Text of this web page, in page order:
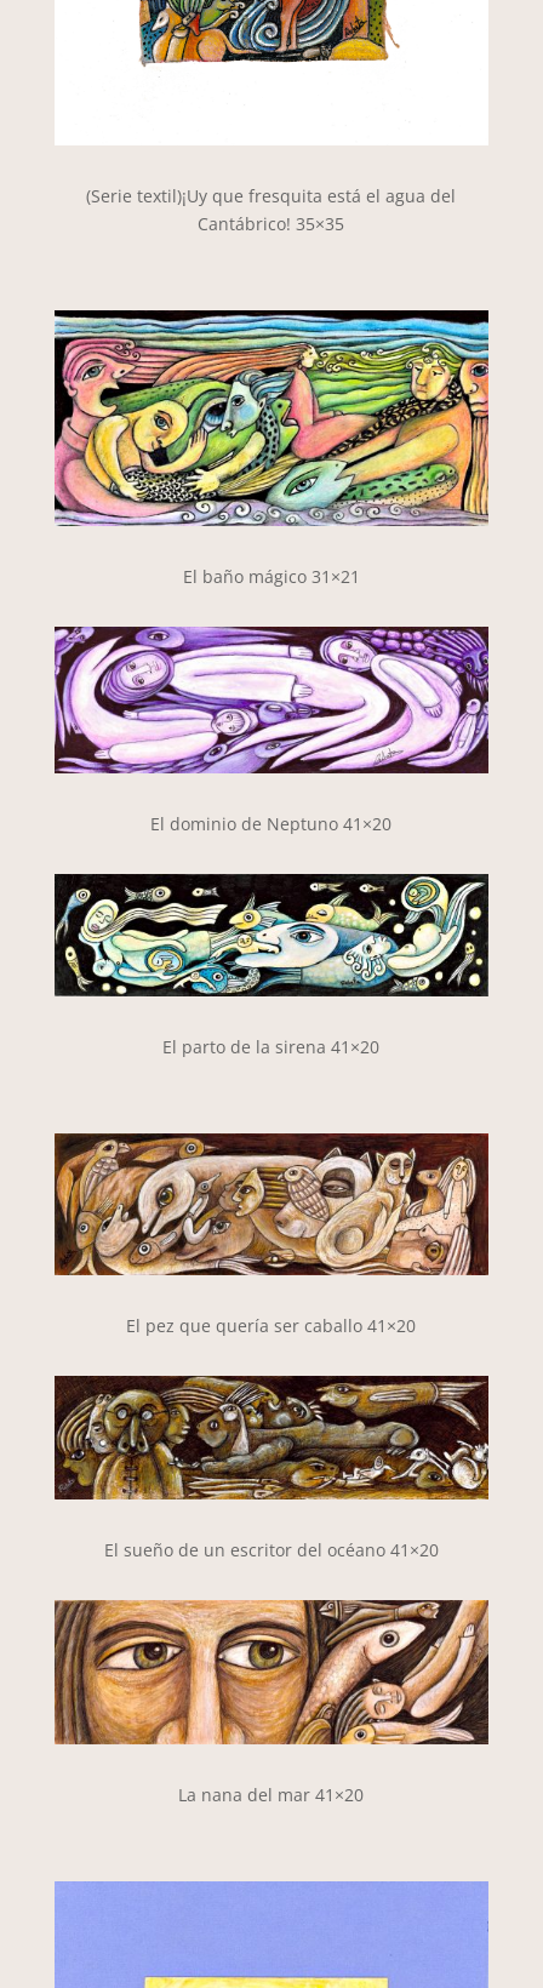
(Serie textil)¡Uy que fresquita está el agua del
Cantábrico! 35×35
El baño mágico 31×21
El dominio de Neptuno 41×20
El parto de la sirena 41×20
El pez que quería ser caballo 41×20
El sueño de un escritor del océano 41×20
La nana del mar 41×20